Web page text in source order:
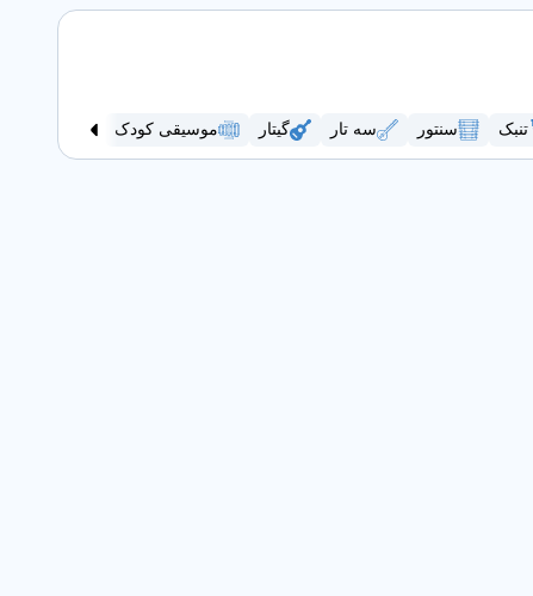
تنبک سنتور سه تار گیتار موسیقی کودک